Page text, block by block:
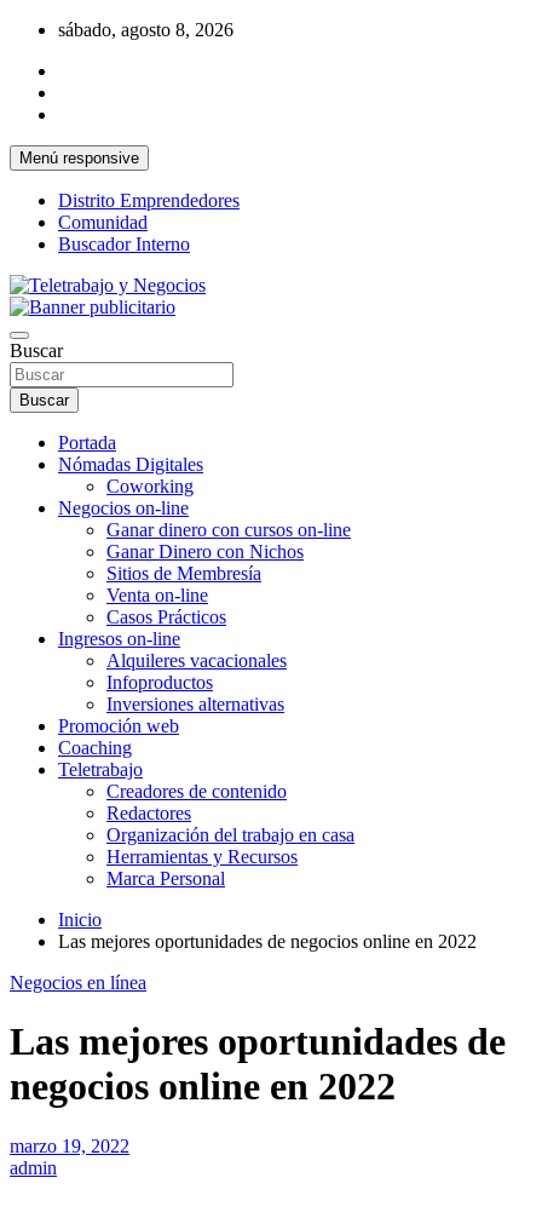
Saltar
contenido
sábado, agosto 8, 2026
Menú responsive
Distrito Emprendedores
Comunidad
Buscador Interno
Teletrabajo y Negocios
Buscar
Buscar
Portada
Nómadas Digitales
Coworking
Negocios on-line
Ganar dinero con cursos on-line
Ganar Dinero con Nichos
Sitios de Membresía
Venta on-line
Casos Prácticos
Ingresos on-line
Alquileres vacacionales
Infoproductos
Inversiones alternativas
Promoción web
Coaching
Teletrabajo
Creadores de contenido
Redactores
Organización del trabajo en casa
Herramientas y Recursos
Marca Personal
Inicio
Las mejores oportunidades de negocios online en 2022
Negocios en línea
Las mejores oportunidades de
negocios online en 2022
marzo 19, 2022
admin